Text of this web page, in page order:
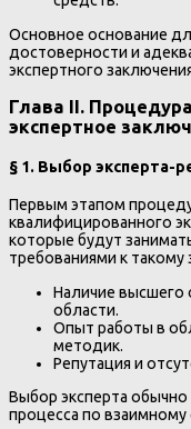
Основное основание
достоверности и
экспертного
Глава II.
экспертное
§ 1. Выбор эксперта-
Первым этапом
квалифицированного
которые будут
требованиями к такому
Наличие высшего
области.
Опыт работы в
методик.
Репутация и
Выбор эксперта
процесса по